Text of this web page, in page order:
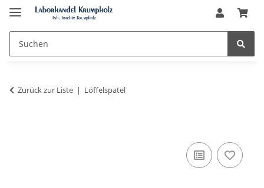
Zurück zur Liste Löffelspatel